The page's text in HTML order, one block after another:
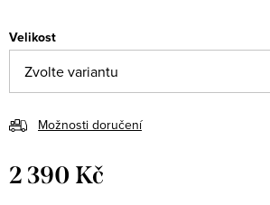
Velikost
Možnosti doručení
2 390 Kč